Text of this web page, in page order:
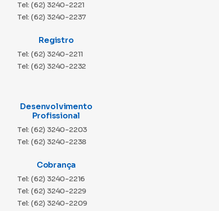
Tel: (62) 3240-2221
Tel: (62) 3240-2237
Registro
Tel: (62) 3240-2211
Tel: (62) 3240-2232
Desenvolvimento
Profissional
Tel: (62) 3240-2203
Tel: (62) 3240-2238
Cobrança
Tel: (62) 3240-2216
Tel: (62) 3240-2229
Tel: (62) 3240-2209